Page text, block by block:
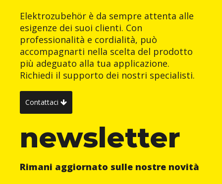
Elektrozubehör è da sempre attenta alle
esigenze dei suoi clienti. Con
professionalità e cordialità, può
accompagnarti nella scelta del prodotto
più adeguato alla tua applicazione.
Richiedi il supporto dei nostri specialisti.
Contattaci
newsletter
Rimani aggiornato sulle nostre novità